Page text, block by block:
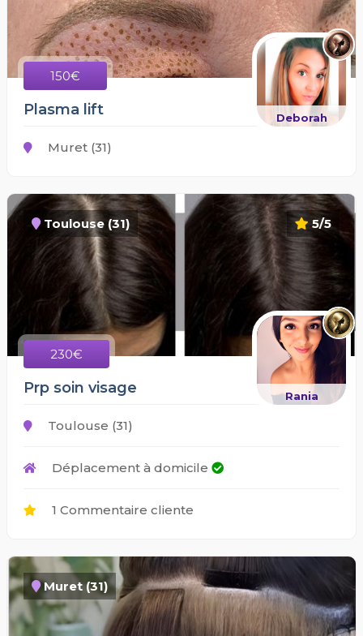
150€
Deborah
Plasma lift
Muret (31)
5/5
Toulouse (31)
230€
Rania
Prp soin visage
Toulouse (31)
Déplacement à domicile
1 Commentaire cliente
Muret (31)